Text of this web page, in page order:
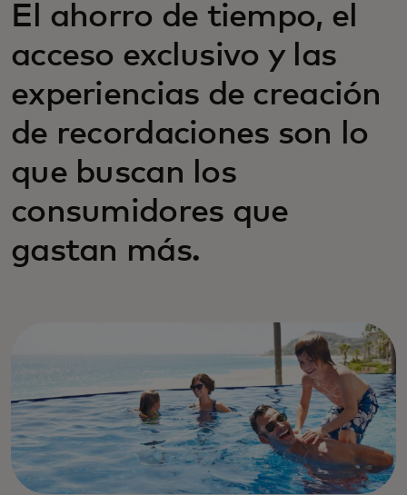
El ahorro de tiempo, el
acceso exclusivo y las
experiencias de creación
de recordaciones son lo
que buscan los
consumidores que
gastan más.